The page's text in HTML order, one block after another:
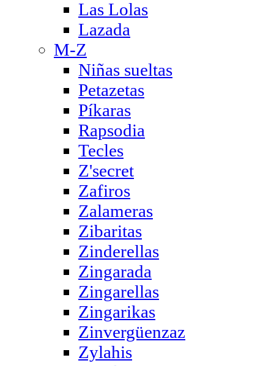
Las Lolas
Lazada
M-Z
Niñas sueltas
Petazetas
Píkaras
Rapsodia
Tecles
Z'secret
Zafiros
Zalameras
Zibaritas
Zinderellas
Zingarada
Zingarellas
Zingarikas
Zinvergüenzaz
Zylahis